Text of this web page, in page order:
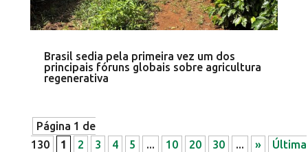
Brasil sedia pela primeira vez um dos
principais fóruns globais sobre agricultura
regenerativa
Página 1 de
130
1 2 3 4 5 ... 10 20 30 ... »
Última